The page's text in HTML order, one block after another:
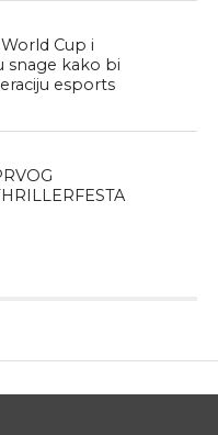
Cup i
snage kako bi
esports